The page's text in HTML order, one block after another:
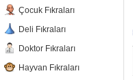
Çocuk Fıkraları
Deli Fıkraları
Doktor Fıkraları
Hayvan Fıkraları